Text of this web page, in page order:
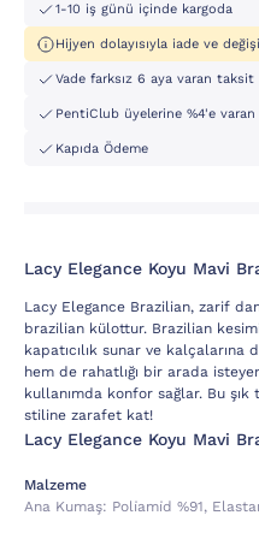
1-10 iş günü içinde kargoda
Hijyen dolayısıyla iade ve
Vade farksız 6 aya varan taksit
PentiClub üyelerine %4'e varan
Kapıda Ödeme
Lacy Elegance Koyu Mavi
Lacy Elegance Brazilian, zarif
brazilian külottur. Brazilian
kapatıcılık sunar ve kalçalarına
hem de rahatlığı bir arada
kullanımda konfor sağlar. Bu şık
stiline zarafet kat!
Lacy Elegance Koyu Mavi
Malzeme
Ana Kumaş: Poli̇ami̇d %91,